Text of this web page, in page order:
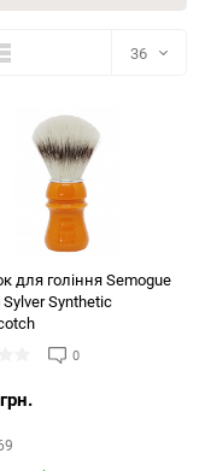
36
для гоління Semogue
Sylver Synthetic
0